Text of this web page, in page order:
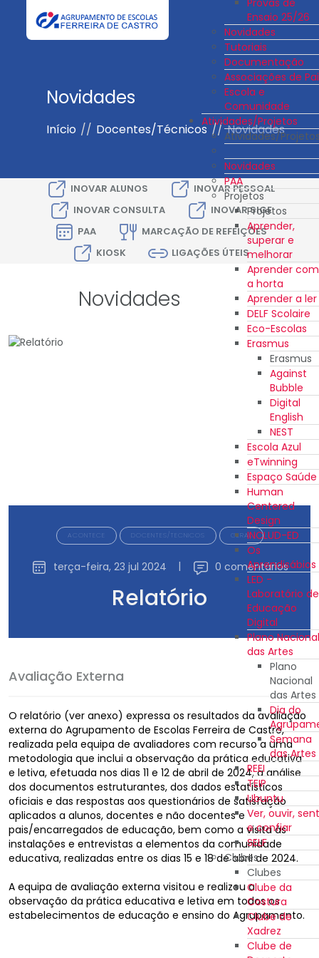
Ensaio 25/26
Novidades
Tutoriais
Documentação
Associações de
Escola e
Comunidade
Atividades/Projetos
Atividades/
Novidades
PAA
Projetos
Projetos
Aprender,
superar e
melhorar
Aprender com
a horta
Aprender a ler
DELF Scolaire
Eco-Escolas
Erasmus
Erasmus
Against
Bubble
Digital
English
NEST
Escola Azul
eTwinning
Espaço Saúde
Human
Centered
Design
INCLUD-ED
Os
Aprendisábios
LED -
Laboratório de
Educação
Digital
Plano Nacional
das Artes
Plano
Nacional
das Artes
Dia do
Semana
das Artes
REEI
TEIP
Ubuntu
Ver, ouvir,
e confiar
SELF
Clubes
Clubes
Clube da
Costura
Clube de
Xadrez
Clube de
Novidades
Início // Docentes/Técnicos //Novidades
INOVAR ALUNOS
INOVAR PESSOAL
INOVAR CONSULTA
INOVAR SIGE
PAA
MARCAÇÃO DE REFEIÇÕES
KIOSK
LIGAÇÕES ÚTEIS
Novidades
ACONTECE DOCENTES/TECNICOS GERAL
terça-feira, 23 jul 2024 | 0 comentários
Relatório
Avaliação Externa
O relatório (ver anexo) expressa os resultados da avaliação
externa do Agrupamento de Escolas Ferreira de Castro,
realizada pela equipa de avaliadores com recurso a uma
metodologia que inclui a observação da prática educativa
e letiva, efetuada nos dias 11 e 12 de abril de 2024, a análise
dos documentos estruturantes, dos dados estatísticos
oficiais e das respostas aos questionários de satisfação
aplicados a alunos, docentes e não docentes e
pais/encarregados de educação, bem como a visita às
instalações e entrevistas a elementos da comunidade
educativa, realizadas entre os dias 15 e 18 de abril de 2024.
A equipa de avaliação externa visitou e realizou a
observação da prática educativa e letiva em todos os
estabelecimentos de educação e ensino do Agrupamento.